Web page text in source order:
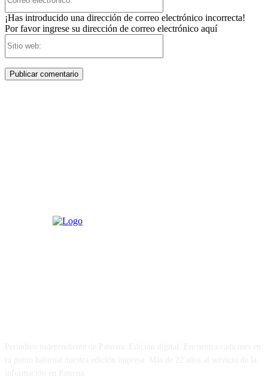
¡Has introducido una dirección de correo electrónico incorrecta!
Por favor ingrese su dirección de correo electrónico aquí